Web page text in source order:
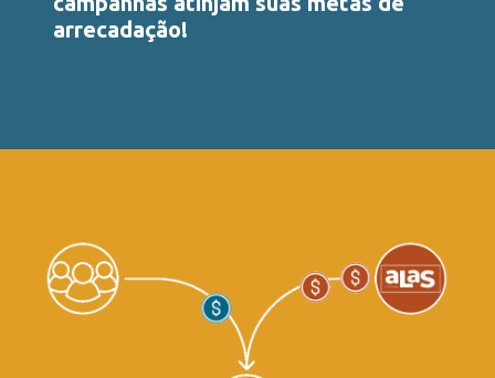
arrecadação!